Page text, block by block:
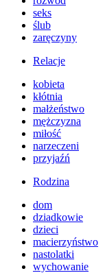
seks
ślub
zaręczyny
Relacje
kobieta
kłótnia
małżeństwo
mężczyzna
miłość
narzeczeni
przyjaźń
Rodzina
dom
dziadkowie
dzieci
macierzyństwo
nastolatki
wychowanie